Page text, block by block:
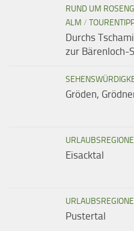
RUND UM
ALM /
Durchs
zur Bärenloch-
Gröden,
Eisacktal
Pustertal